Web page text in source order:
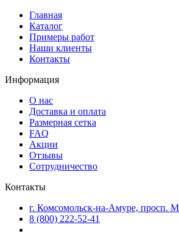
Главная
Каталог
Примеры работ
Наши клиенты
Контакты
Информация
О нас
Доставка и оплата
Размерная сетка
FAQ
Акции
Отзывы
Сотрудничество
Контакты
г. Комсомольск-на-Амуре, просп.
8 (800) 222-52-41